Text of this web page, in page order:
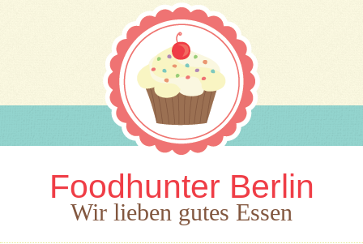
Foodhunter Berlin
Wir lieben gutes Essen